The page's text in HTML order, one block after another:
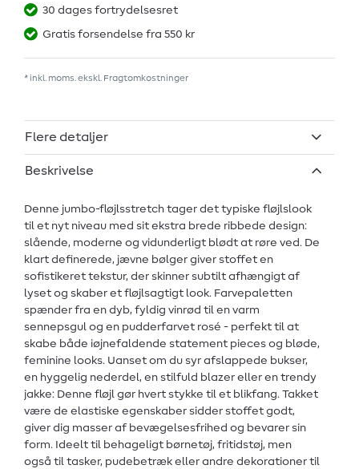
30 dages fortrydelsesret
Gratis forsendelse fra 550 kr
* inkl. moms. ekskl. Fragtomkostninger
Flere detaljer
Beskrivelse
Denne jumbo-fløjlsstretch tager det typiske fløjlslook
til et nyt niveau med sit ekstra brede ribbede design:
slående, moderne og vidunderligt blødt at røre ved. De
klart definerede, jævne bølger giver stoffet en
sofistikeret tekstur, der skinner subtilt afhængigt af
lyset og skaber et fløjlsagtigt look. Farvepaletten
spænder fra en dyb, fyldig vinrød til en varm
sennepsgul og en pudderfarvet rosé - perfekt til at
skabe både iøjnefaldende statement pieces og bløde,
feminine looks. Uanset om du syr afslappede bukser,
en hyggelig nederdel, en stilfuld blazer eller en trendy
jakke: Denne fløjl gør hvert stykke til et blikfang. Takket
være de elastiske egenskaber sidder stoffet godt,
giver dig masser af bevægelsesfrihed og bevarer sin
form. Ideelt til behageligt børnetøj, fritidstøj, men
også til tasker, pudebetræk eller andre dekorationer til